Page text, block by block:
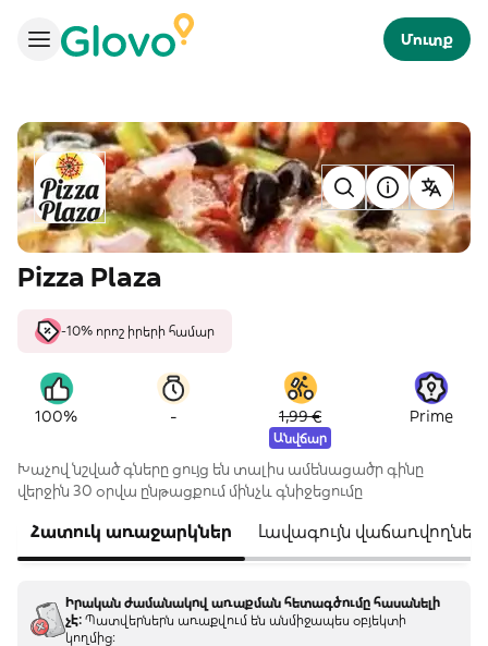
Մուտք
Pizza Plaza
-10% որոշ իրերի համար
100% - 1,99 €
Անվճար
Prime
Խաչով նշված գները ցույց են տալիս ամենացածր գինը
վերջին 30 օրվա ընթացքում մինչև գնիջեցումը
Հատուկ առաջարկներ Լավագույն վաճառվողներ
Իրական ժամանակով առաքման հետագծումը հասանելի
չէ: Պատվերներն առաքվում են անմիջապես օբյեկտի
կողմից: